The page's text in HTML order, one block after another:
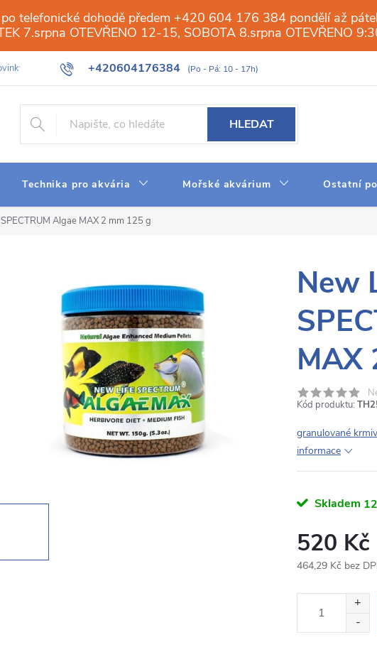
telefonické dohodě předem +420 604 176 384 pondělí až
7.srpna OTEVŘENO 12-15, SOBOTA 8.srpna OTEVŘENO
+420604176384
Galerie Obchod Web Slovník pojmů
HLEDAT
Technika pro akvária Mořské akvárium Ostatní
Algae MAX 2 mm 125 g
New
MAX
Kód produktu:
granulované
informace
Skladem
520 Kč
464,29 Kč bez